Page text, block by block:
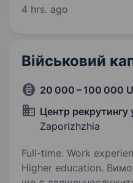
за фахом, та в
4 hrs. ago
Військовий
20 000 – 100 000
Центр рекрутингу
Zaporizhzhia
Full-time. Work
Higher education. Вимоги: Громадянин України,